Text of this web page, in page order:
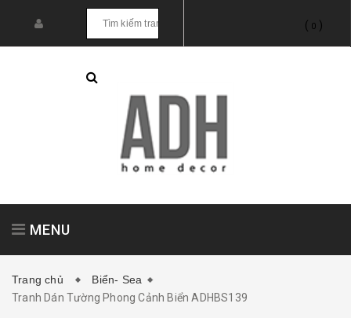
( 0 )
MENU
Tranh treo tường
Trang chủ
Biển- Sea
Tranh Dán Tường Phong Cảnh Biển ADHBS139